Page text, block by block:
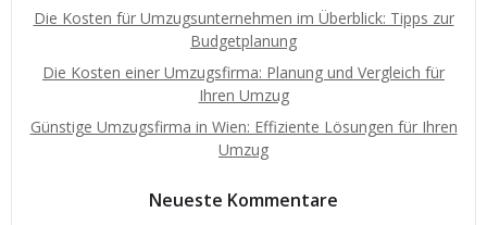
Die Kosten für Umzugsunternehmen im Überblick: Tipps zur
Budgetplanung
Die Kosten einer Umzugsfirma: Planung und Vergleich für
Ihren Umzug
Günstige Umzugsfirma in Wien: Effiziente Lösungen für Ihren
Umzug
Neueste Kommentare